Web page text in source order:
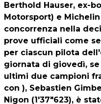
Berthold Hauser, ex-
Motorsport) e
concorrenza nella
prove ufficiali come
per ciascun pilota
giornata di giovedì,
ultimi due campioni
con ), Sebastien
Nigon (1'37"623), è